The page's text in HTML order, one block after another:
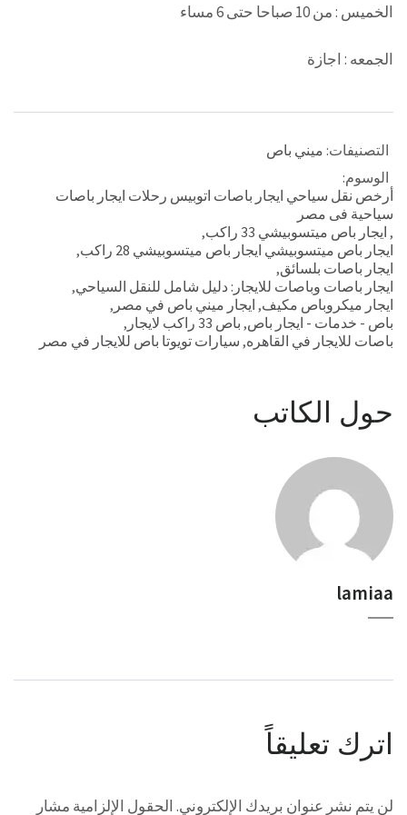
الخميس : من 10 صباحا حتى 6 مساء
الجمعه : اجازة
التصنيفات: ميني باص
الوسوم:
أرخص نقل سياحي ايجار باصات اتوبيس رحلات ايجار باصات
سياحية فى مصر
, ايجار باص ميتسوبيشي 33 راكب
,
ايجار باص ميتسوبيشي ايجار باص ميتسوبيشي 28 راكب
,
ايجار باصات بلسائق,
ايجار باصات وباصات للايجار: دليل شامل للنقل السياحي,
ايجار ميكروباص مكيف, ايجار ميني باص في مصر ,
باص - خدمات - ايجار باص, باص 33 راكب لايجار
,
باصات للايجار في القاهره, سيارات تويوتا باص للايجار في مصر
حول الكاتب
lamiaa
اترك تعليقاً
لن يتم نشر عنوان بريدك الإلكتروني. الحقول الإلزامية مشار